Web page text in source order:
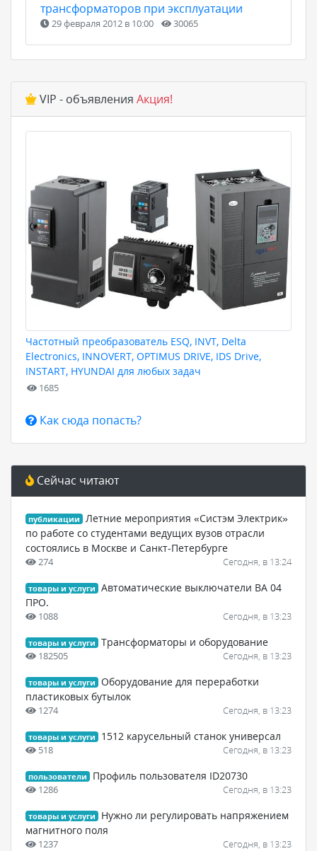
трансформаторов при эксплуатации
29 февраля 2012 в 10:00 30065
VIP - объявления Акция!
Частотный преобразователь ESQ, INVT, Delta
Electronics, INNOVERT, OPTIMUS DRIVE, IDS Drive,
INSTART, HYUNDAI для любых задач
1685
Как сюда попасть?
Сейчас читают
публикации
Летние мероприятия «Систэм Электрик»
по работе со студентами ведущих вузов отрасли
состоялись в Москве и Санкт-Петербурге
274 Сегодня, в 13:24
товары и услуги
Автоматические выключатели ВА 04
ПРО.
1088 Сегодня, в 13:23
товары и услуги Трансформаторы и оборудование
182505 Сегодня, в 13:23
товары и услуги
Оборудование для переработки
пластиковых бутылок
1274 Сегодня, в 13:23
товары и услуги 1512 карусельный станок универсал
518 Сегодня, в 13:23
пользователи Профиль пользователя ID20730
1286 Сегодня, в 13:23
товары и услуги
Нужно ли регулировать напряжением
магнитного поля
1237 Сегодня, в 13:23